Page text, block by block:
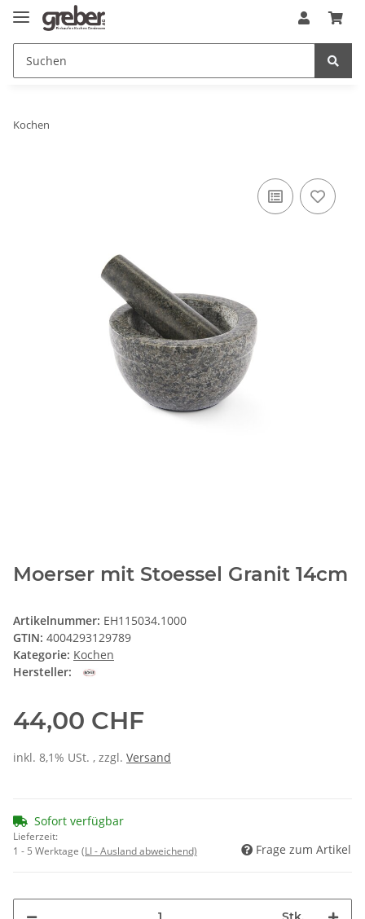
Kochen
Moerser mit Stoessel Granit 14cm
Artikelnummer: EH115034.1000
GTIN: 4004293129789
Kategorie: Kochen
Hersteller:
44,00 CHF
inkl. 8,1% USt. , zzgl. Versand
Sofort verfügbar
Lieferzeit:
1 - 5 Werktage (LI - Ausland abweichend) Frage zum Artikel